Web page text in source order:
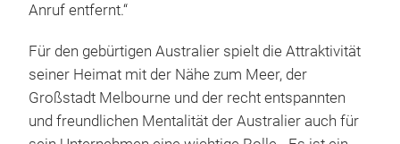
Anruf entfernt.“
Für den gebürtigen Australier spielt die Attraktivität
seiner Heimat mit der Nähe zum Meer, der
Großstadt Melbourne und der recht entspannten
und freundlichen Mentalität der Australier auch für